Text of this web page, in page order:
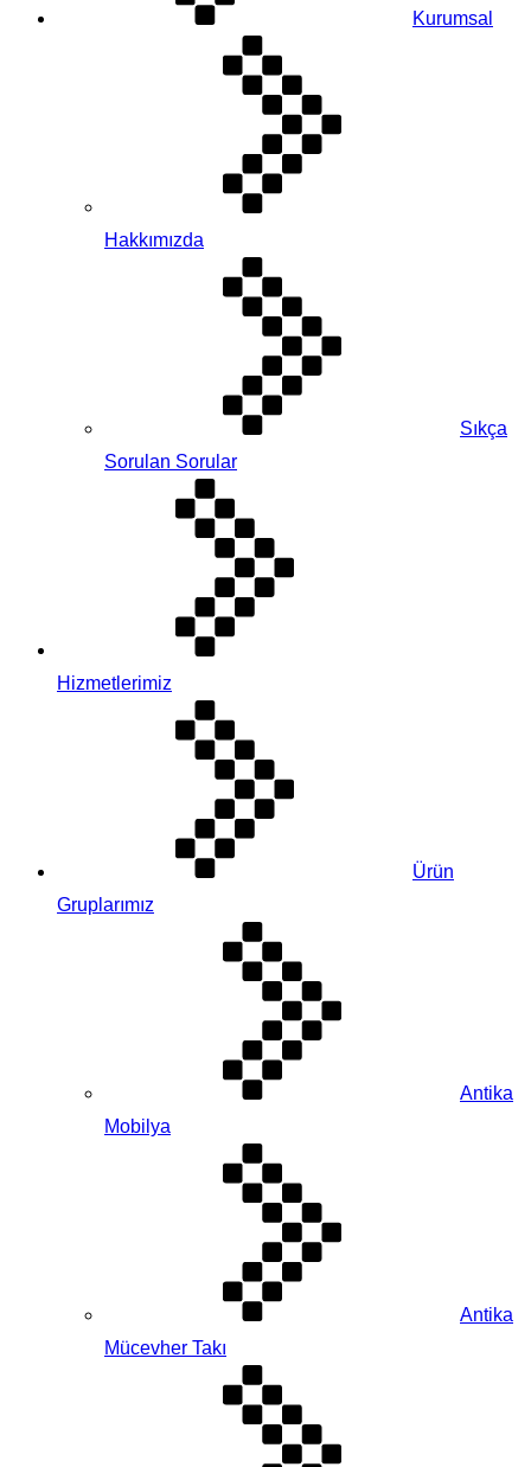
Kurumsal
Hakkımızda
Sıkça
Sorulan Sorular
Hizmetlerimiz
Ürün
Gruplarımız
Antika
Mobilya
Antika
Mücevher Takı